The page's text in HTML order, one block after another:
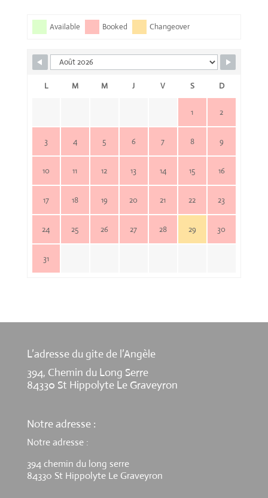
Available Booked Changeover
L M M J V S D
1 2
3 4 5 6 7 8 9
10 11 12 13 14 15 16
17 18 19 20 21 22 23
24 25 26 27 28 29 30
31
L’adresse du gite de l’Angèle
394, Chemin du Long Serre
84330 St Hippolyte Le Graveyron
Notre adresse :
Notre adresse :
394 chemin du long serre
84330 St Hippolyte Le Graveyron